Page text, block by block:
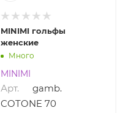
MINIMI гольфы
женские
Много
MINIMI
Арт.
gamb.
COTONE 70